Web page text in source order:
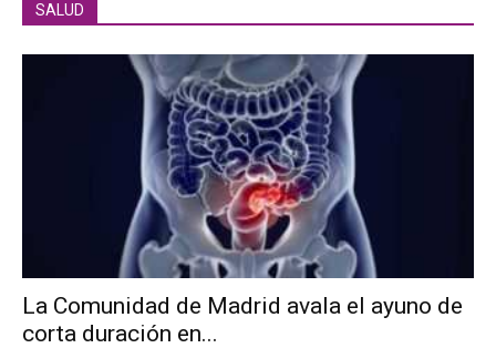
SALUD
La Comunidad de Madrid avala el ayuno de
corta duración en...